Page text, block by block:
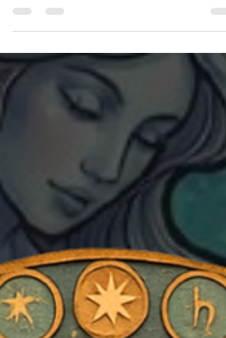
#voyancegratuite #horoscope #energiesdumois
#signesduzodiaque #voyancefrancaise #août2026